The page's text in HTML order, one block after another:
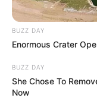
BUZZ DAY
Enormous Crater
BUZZ DAY
She Chose To
Now